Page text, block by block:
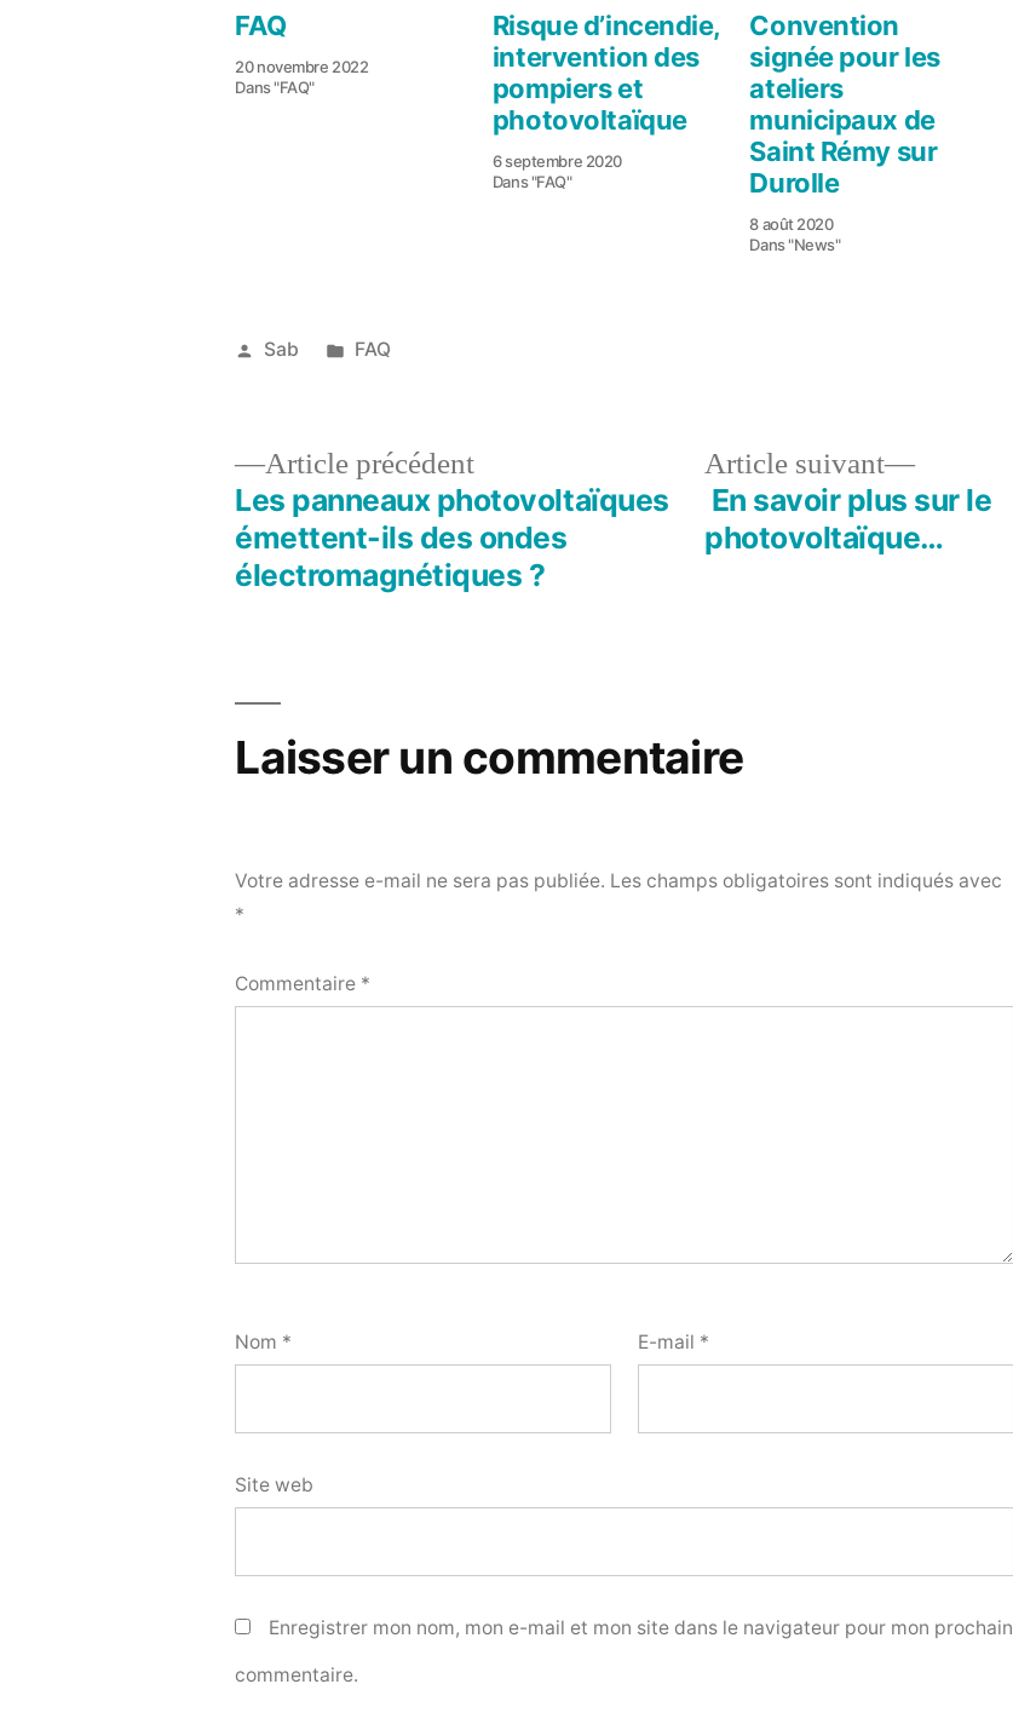
FAQ
20 novembre 2022
Dans "FAQ"
Risque d’incendie,
intervention des
pompiers et
photovoltaïque
6 septembre 2020
Dans "FAQ"
Convention
signée pour les
ateliers
municipaux de
Saint Rémy sur
Durolle
8 août 2020
Dans "News"
Publié
Sab
2018
Publié
FAQ
Navigation
Article précédentArticle
précédent :
Les panneaux photovoltaïques
émettent-ils des ondes
électromagnétiques ?
Article suivant
Article
suivant :
En savoir plus sur le
photovoltaïque…
Laisser un commentaire
Votre adresse e-mail ne sera pas publiée. Les champs obligatoires sont indiqués avec
*
Commentaire *
Nom * E-mail *
Site web
Enregistrer mon nom, mon e-mail et mon site dans le navigateur pour mon prochain
commentaire.